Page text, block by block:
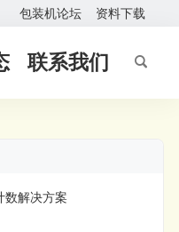
包装机论坛 资料下载
联系我们
数解决方案